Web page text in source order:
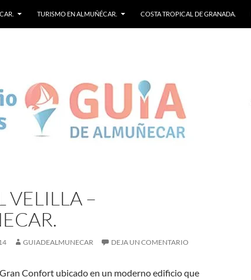
TURISMO EN ALMUÑÉCAR. COSTA TROPICAL DE GRANADA.
VELILLA –
GUIADEALMUNECAR DEJA UN COMENTARIO
Gran Confort ubicado en un moderno edificio que